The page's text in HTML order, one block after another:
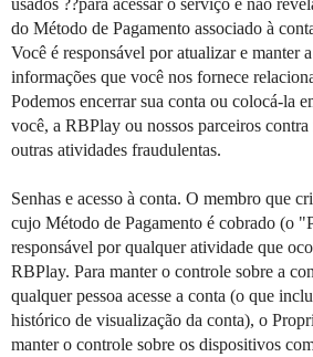
usados ??para acessar o serviço e não
do Método de Pagamento associado à
Você é responsável por atualizar e manter
informações que você nos fornece
Podemos encerrar sua conta ou colocá-la
você, a RBPlay ou nossos parceiros
outras atividades fraudulentas.
Senhas e acesso à conta. O membro que
cujo Método de Pagamento é cobrado (o
responsável por qualquer atividade que
RBPlay. Para manter o controle sobre a
qualquer pessoa acesse a conta (o que
histórico de visualização da conta), o
manter o controle sobre os dispositivos